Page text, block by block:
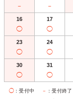
－ －
16
◯
17
◯
23
◯
24
◯
30
◯
31
◯
◯ ：受付中 － ：受付終了